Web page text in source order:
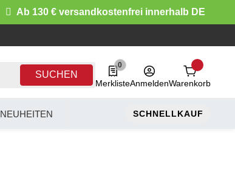
Ab 130 € versandkostenfrei innerhalb DE
SUCHEN
0
0 Produkte in der Liste
MerklisteAnmeldenWarenkorb
NEUHEITEN SCHNELLKAUF